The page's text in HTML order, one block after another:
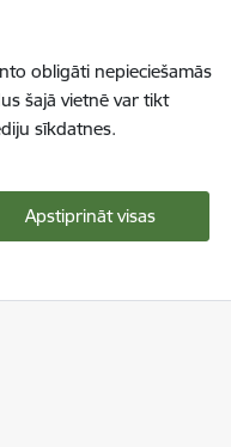
obligāti nepieciešamās
šajā vietnē var tikt
sīkdatnes.
Apstiprināt visas